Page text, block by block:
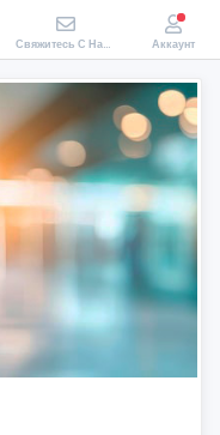
Свяжитесь С Нами Аккаунт